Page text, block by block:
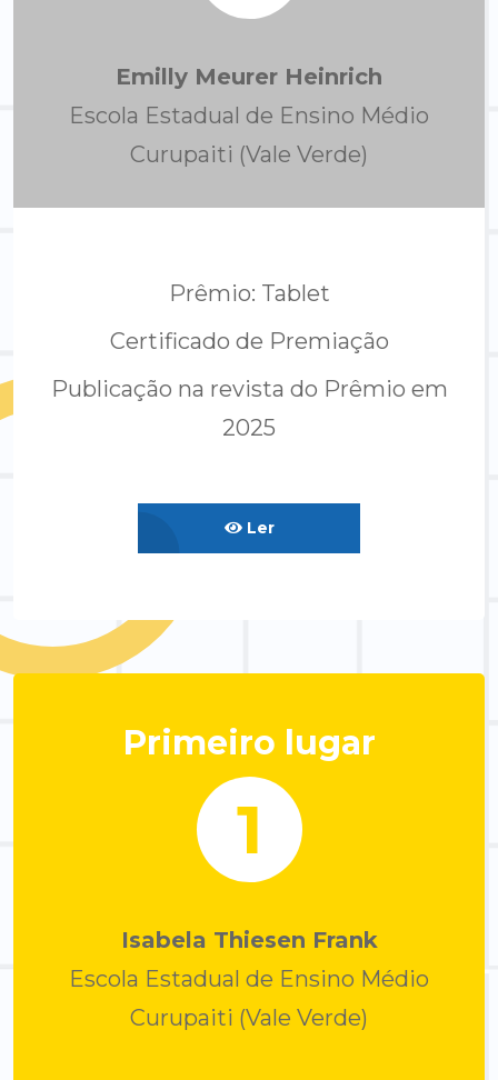
Emilly Meurer Heinrich
Escola Estadual de Ensino Médio
Curupaiti (Vale Verde)
Prêmio: Tablet
Certificado de Premiação
Publicação na revista do Prêmio em
2025
Ler
Primeiro lugar
1
Isabela Thiesen Frank
Escola Estadual de Ensino Médio
Curupaiti (Vale Verde)